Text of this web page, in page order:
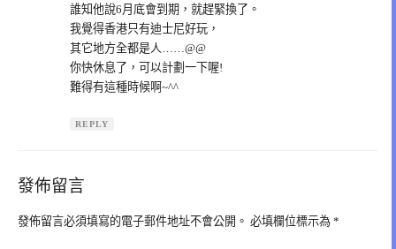
誰知他說6月底會到期，就趕緊換了。
我覺得香港只有迪士尼好玩，
其它地方全都是人……@@
你快休息了，可以計劃一下喔!
難得有這種時候啊~^^
REPLY
發佈留言
發佈留言必須填寫的電子郵件地址不會公開。 必填欄位標示為 *